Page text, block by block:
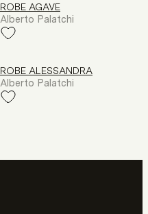
ROBE AGAVE
Alberto Palatchi
ROBE ALESSANDRA
Alberto Palatchi